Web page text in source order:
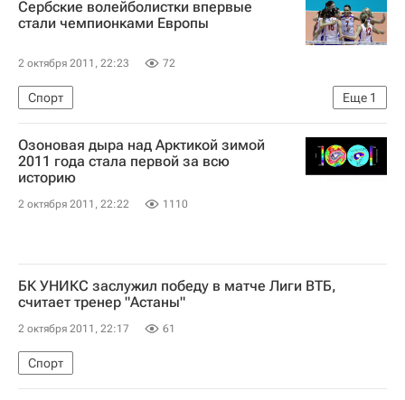
Сербские волейболистки впервые
стали чемпионками Европы
2 октября 2011, 22:23 72
Еще 1
Спорт
Чемпионат Европы-2011 по волейболу среди женских команд
Озоновая дыра над Арктикой зимой
2011 года стала первой за всю
историю
2 октября 2011, 22:22 1110
БК УНИКС заслужил победу в матче Лиги ВТБ,
считает тренер "Астаны"
2 октября 2011, 22:17 61
Спорт